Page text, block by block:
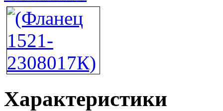
Характеристики